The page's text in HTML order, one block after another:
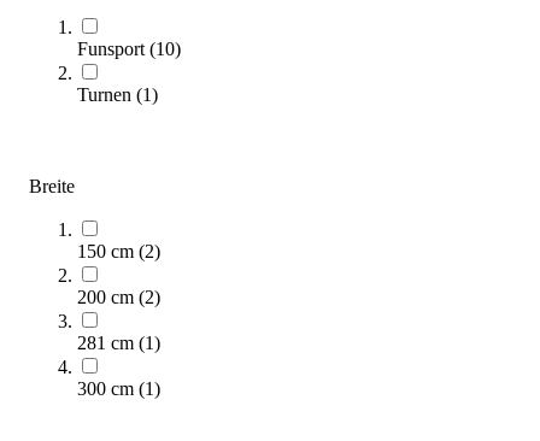
Funsport (10)
Turnen (1)
Breite
150 cm (2)
200 cm (2)
281 cm (1)
300 cm (1)
Eurotramp® Kids Tramp PLAYGROUND
Längere Lieferzeit